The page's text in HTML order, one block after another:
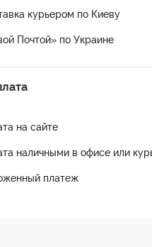
курьером по Киеву
Почтой» по Украине
на сайте
наличными в офисе или
платеж